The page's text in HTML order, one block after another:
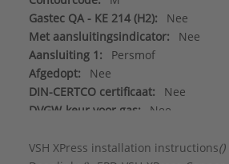
Gastec QA - KE 214 (H2):
Nee
Met aansluitingsindicator:
Nee
Aansluiting 1:
Persmof
Afgedopt:
Nee
DIN-CERTCO certificaat:
Nee
DVGW-keur voor gas:
Nee
FM keur: Nee
VSH XPress installation instructions()